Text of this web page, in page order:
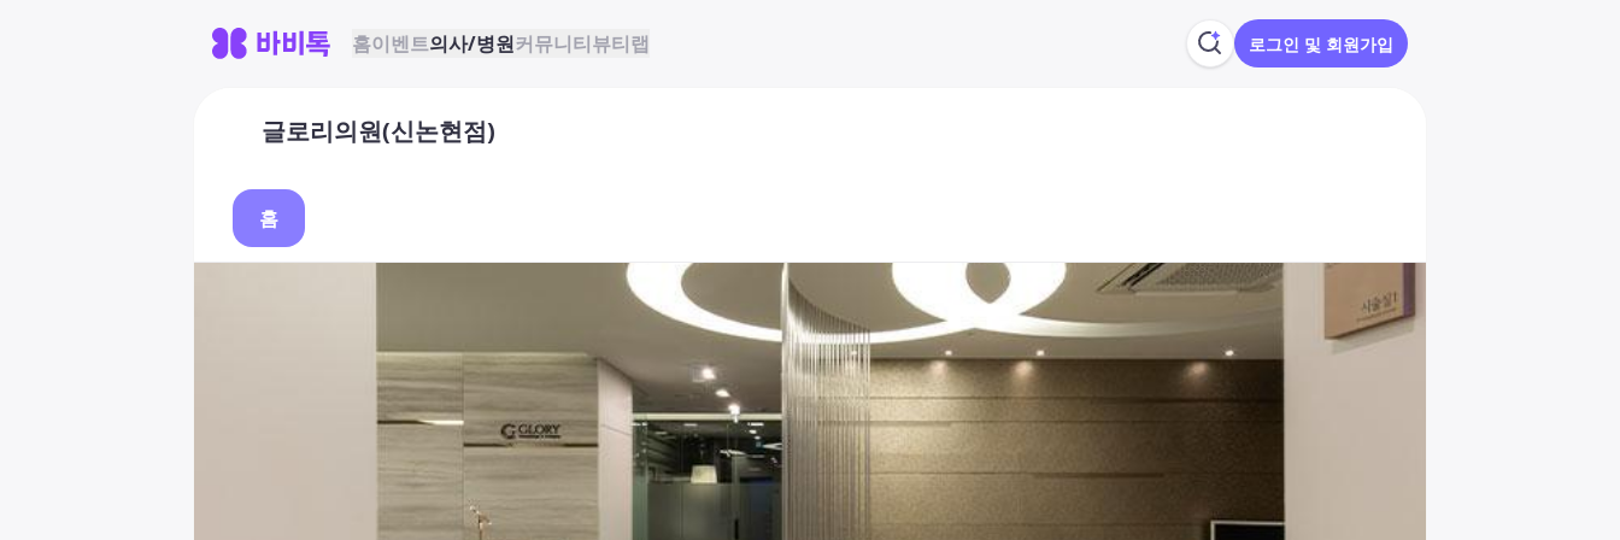
홈이벤트의사/병원커뮤니티뷰티랩 로그인 및 회원가입
글로리의원(신논현점)
홈